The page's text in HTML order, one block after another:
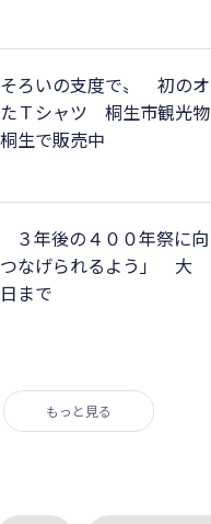
ろいの支度で〟 初のオ
Ｔシャツ 桐生市観光物
生で販売中
３年後の４００年祭に向
なげられるよう」 大
まで
もっと見る